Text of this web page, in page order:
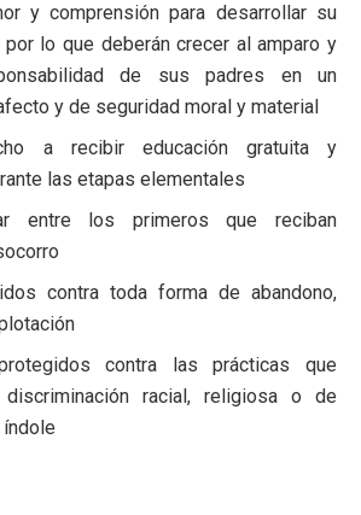
y comprensión para desarrollar su
por lo que deberán crecer al amparo y
de sus padres en un
y de seguridad moral y material
a recibir educación gratuita y
las etapas elementales
entre los primeros que reciban
contra toda forma de abandono,
contra las prácticas que
racial, religiosa o de